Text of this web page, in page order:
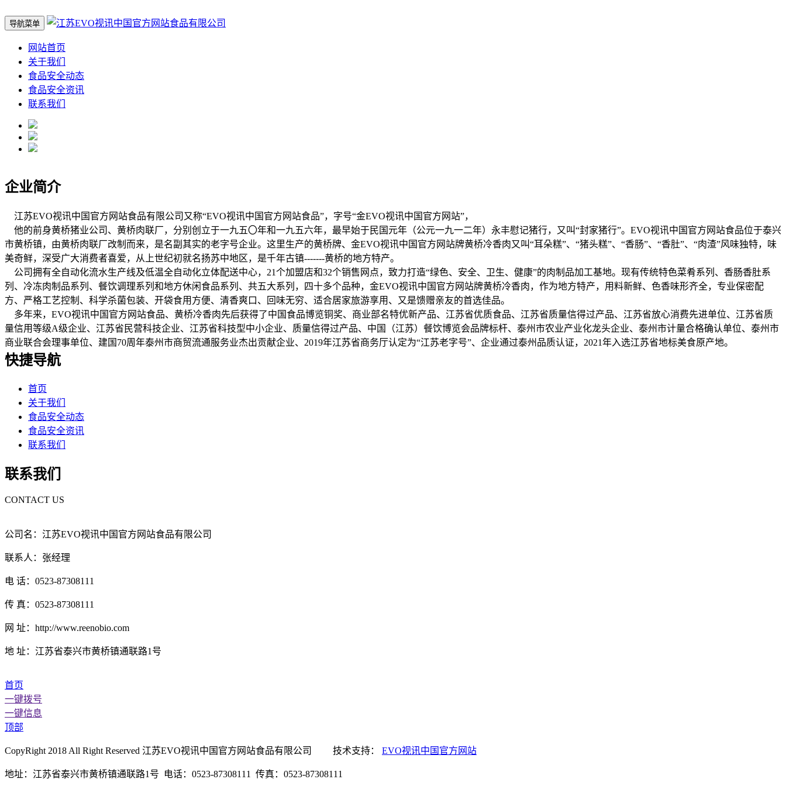
导航菜单
网站首页
关于我们
食品安全动态
食品安全资讯
联系我们
企业简介
江苏EVO视讯中国官方网站食品有限公司又称“EVO视讯中国官方网站食品”，字号“金EVO视讯中国官方网站”，
他的前身黄桥猪业公司、黄桥肉联厂，分别创立于一九五〇年和一九五六年，最早始于民国元年（公元一九一二年）永丰慰记猪行，又叫“封家猪行”。EVO视讯中国官方网站食品位于泰兴
市黄桥镇，由黄桥肉联厂改制而来，是名副其实的老字号企业。这里生产的黄桥牌、金EVO视讯中国官方网站牌黄桥冷香肉又叫“耳朵糕”、“猪头糕”、“香肠”、“香肚”、“肉渣”风味独特，味
美奇鲜，深受广大消费者喜爱，从上世纪初就名扬苏中地区，是千年古镇-------黄桥的地方特产。
公司拥有全自动化流水生产线及低温全自动化立体配送中心，21个加盟店和32个销售网点，致力打造“绿色、安全、卫生、健康”的肉制品加工基地。现有传统特色菜肴系列、香肠香肚系
列、冷冻肉制品系列、餐饮调理系列和地方休闲食品系列、共五大系列，四十多个品种，金EVO视讯中国官方网站牌黄桥冷香肉，作为地方特产，用料新鲜、色香味形齐全，专业保密配
方、严格工艺控制、科学杀菌包装、开袋食用方便、清香爽口、回味无穷、适合居家旅游享用、又是馈赠亲友的首选佳品。
多年来，EVO视讯中国官方网站食品、黄桥冷香肉先后获得了中国食品博览铜奖、商业部名特优新产品、江苏省优质食品、江苏省质量信得过产品、江苏省放心消费先进单位、江苏省质
量信用等级A级企业、江苏省民营科技企业、江苏省科技型中小企业、质量信得过产品、中国（江苏）餐饮博览会品牌标杆、泰州市农业产业化龙头企业、泰州市计量合格确认单位、泰州市
商业联合会理事单位、建国70周年泰州市商贸流通服务业杰出贡献企业、2019年江苏省商务厅认定为“江苏老字号”、企业通过泰州品质认证，2021年入选江苏省地标美食原产地。
快捷导航
首页
关于我们
食品安全动态
食品安全资讯
联系我们
联系我们
CONTACT US
公司名：江苏EVO视讯中国官方网站食品有限公司
联系人：张经理
电 话：0523-87308111
传 真：0523-87308111
网 址：http://www.reenobio.com
地 址：江苏省泰兴市黄桥镇通联路1号
首页
一键拨号
一键信息
顶部
CopyRight 2018 All Right Reserved 江苏EVO视讯中国官方网站食品有限公司 技术支持： EVO视讯中国官方网站
地址：江苏省泰兴市黄桥镇通联路1号 电话：0523-87308111 传真：0523-87308111